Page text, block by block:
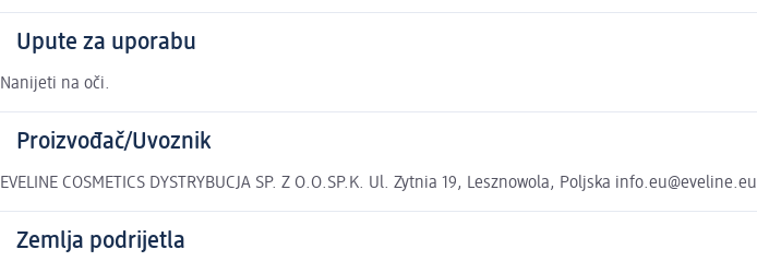
Upute za uporabu
Nanijeti na oči.
Proizvođač/Uvoznik
EVELINE COSMETICS DYSTRYBUCJA SP. Z O.O.SP.K. Ul. Zytnia 19, Lesznowola, Poljska info.eu@eveline.eu
Zemlja podrijetla